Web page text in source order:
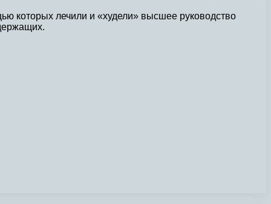
которых лечили и «худели» высшее руководство